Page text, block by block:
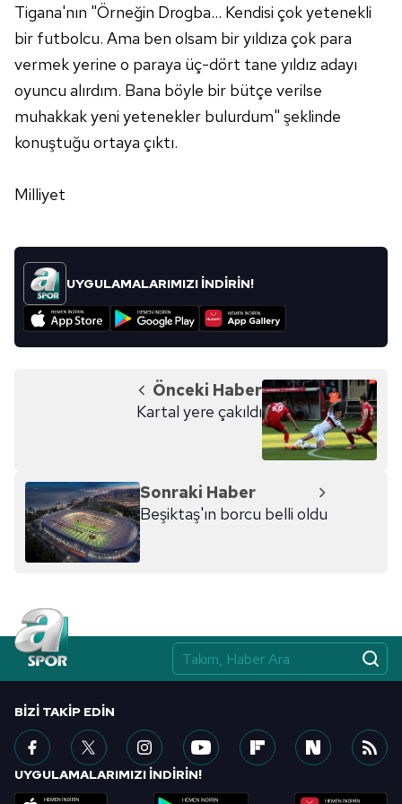
kullanılmaktadır. Diğer çerezler, sitemizin daha işlevsel
kılınması ve kişiselleştirilmesi ve sizlere yönelik
reklam/pazarlama faaliyetlerinin yapılması, amaçlarıyla
sınırlı olarak açık rızanız dahilinde kullanılacaktır.
Çerezlere ilişkin tercihlerinizi aşağıda yer alan panel
vasıtasıyla belirleyebilirsiniz. Çerezlere ilişkin detaylı bilgi
için Ayarlar butonuna tıklayabilir,
ilgili mevzuata uygun olarak kullanılan çerezlerle ilgili bilgi
almak için lütfentıklayınız.
Tigana'nın "Örneğin Drogba... Kendisi çok yetenekli
bir futbolcu. Ama ben olsam bir yıldıza çok para
vermek yerine o paraya üç-dört tane yıldız adayı
oyuncu alırdım. Bana böyle bir bütçe verilse
muhakkak yeni yetenekler bulurdum" şeklinde
konuştuğu ortaya çıktı.
Milliyet
UYGULAMALARIMIZI İNDİRİN!
Önceki Haber
Kartal yere çakıldı
Sonraki Haber
Beşiktaş'ın borcu belli oldu
BIZI TAKIP EDIN
UYGULAMALARIMIZI İNDİRİN!